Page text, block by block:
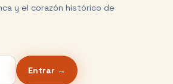
y el corazón histórico de
Entrar →